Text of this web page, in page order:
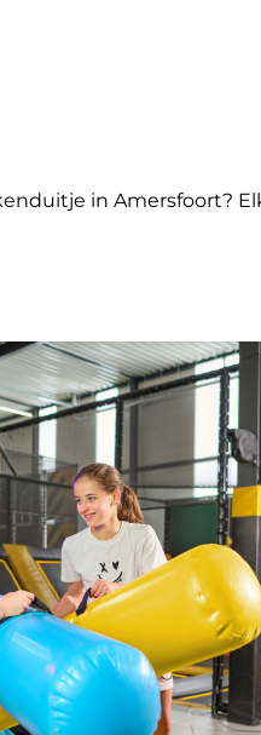
in Amersfoort?